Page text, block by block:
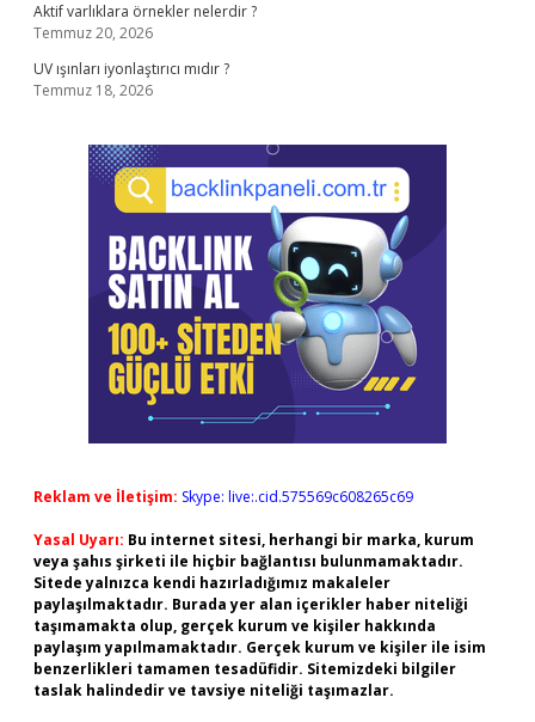
Aktif varlıklara örnekler nelerdir ?
Temmuz 20, 2026
UV ışınları iyonlaştırıcı mıdır ?
Temmuz 18, 2026
Reklam ve İletişim: Skype: live:.cid.575569c608265c69
Yasal Uyarı: Bu internet sitesi, herhangi bir marka, kurum
veya şahıs şirketi ile hiçbir bağlantısı bulunmamaktadır.
Sitede yalnızca kendi hazırladığımız makaleler
paylaşılmaktadır. Burada yer alan içerikler haber niteliği
taşımamakta olup, gerçek kurum ve kişiler hakkında
paylaşım yapılmamaktadır. Gerçek kurum ve kişiler ile isim
benzerlikleri tamamen tesadüfidir. Sitemizdeki bilgiler
taslak halindedir ve tavsiye niteliği taşımazlar.